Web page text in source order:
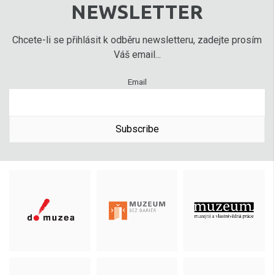
NEWSLETTER
Chcete-li se přihlásit k odběru newsletteru, zadejte prosím
Váš email...
Email
Subscribe